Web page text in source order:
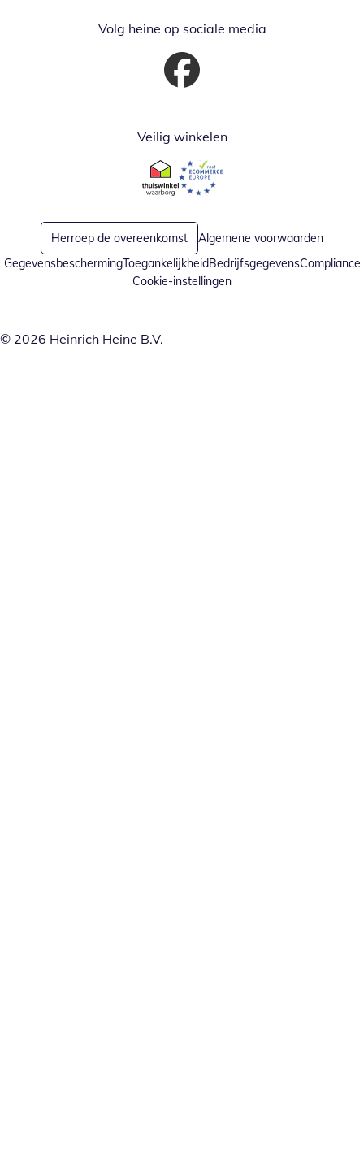
Volg heine op sociale media
Opent in nieuw venster
Veilig winkelen
Opent in nieuw venster
Opent in nieuw venster
Herroep de overeenkomst
Algemene voorwaarden
GegevensbeschermingToegankelijkheidBedrijfsgegevensCompliance
Cookie-instellingen
© 2026 Heinrich Heine B.V.